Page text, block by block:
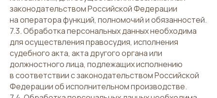
законодательством Российской Федерации
на оператора функций, полномочий и обязанностей.
7.3. Обработка персональных данных необходима
для осуществления правосудия, исполнения
судебного акта, акта другого органа или
должностного лица, подлежащих исполнению
в соответствии с законодательством Российской
Федерации об исполнительном производстве.